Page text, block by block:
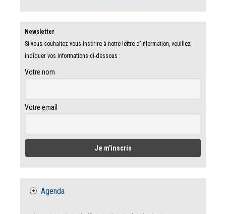
Newsletter
Si vous souhaitez vous inscrire à notre lettre d'information, veuillez
indiquer vos informations ci-dessous :
Votre nom
Votre email
Agenda